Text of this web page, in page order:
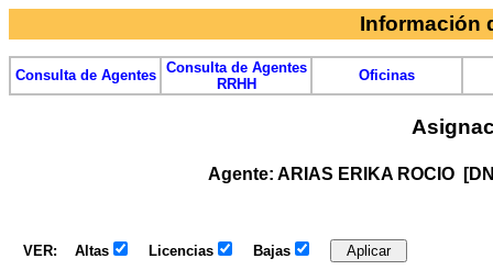
Información
Consulta de Agentes
Consulta de Agentes
RRHH
Oficinas
Agente: ARIAS ERIKA ROCIO
VER: Altas Licencias Bajas